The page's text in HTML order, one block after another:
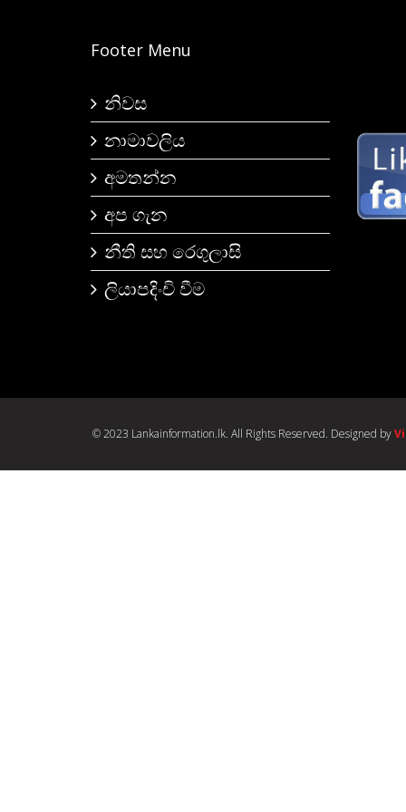
Footer Menu
නිවස
නාමාවලිය
අමතන්න
අප ගැන
නීති සහ රෙගුලාසි
ලියාපදිංචි වීම
© 2023 Lankainformation.lk. All Rights Reserved. Designed by